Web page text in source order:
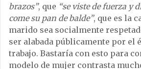
brazos”, que “se viste de fuerza y
come su pan de balde”, que es la
marido sea socialmente
ser alabada públicamente por el
trabajo. Bastaría con esto para
modelo de mujer contrasta